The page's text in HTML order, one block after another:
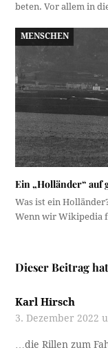
beten. Vor allem in
MENSCHEN
Ein „Holländer“ auf
Was ist ein
Wenn wir Wikipedia
Dieser Beitrag
Karl Hirsch
3. Dezember 2022
…die Rillen zum